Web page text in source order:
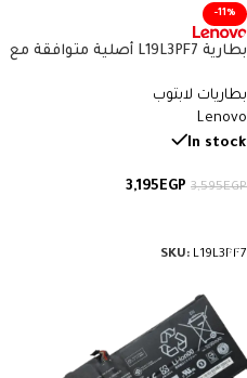
-11%
بطارية L19L3PF7 أصلية متوافقة مع
واط/ساعة
بطاريات لابتوب
Lenovo
In stock
3,595EGP
3,195EGP
SKU: L19L3PF7